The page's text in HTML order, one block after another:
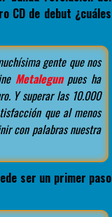
CD de debut ¿cuáles
gente que nos
Metalegunpues ha
Y superar las 10.000
que al menos
con palabras nuestra
ser un primer paso